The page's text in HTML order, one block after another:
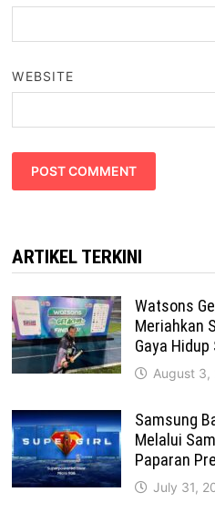
WEBSITE
ARTIKEL TERKINI
Watsons
Meriahkan
Gaya Hidup
August 3,
Samsung
Melalui
Paparan
July 31,